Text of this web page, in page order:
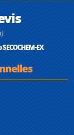
la chemise
Foucault
dans un bouchon
/ Hyatronic
EX